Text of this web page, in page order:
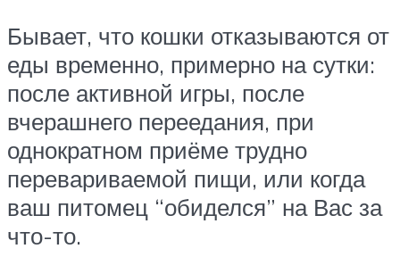
Бывает, что кошки отказываются от
еды временно, примерно на сутки:
после активной игры, после
вчерашнего переедания, при
однократном приёме трудно
перевариваемой пищи, или когда
ваш питомец “обиделся” на Вас за
что-то.